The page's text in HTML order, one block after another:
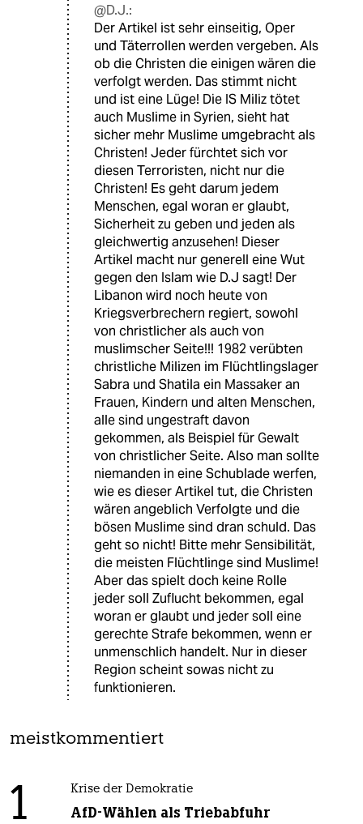
@D.J.:
Der Artikel ist sehr einseitig, Oper
und Täterrollen werden vergeben. Als
ob die Christen die einigen wären die
verfolgt werden. Das stimmt nicht
und ist eine Lüge! Die IS Miliz tötet
auch Muslime in Syrien, sieht hat
sicher mehr Muslime umgebracht als
Christen! Jeder fürchtet sich vor
diesen Terroristen, nicht nur die
Christen! Es geht darum jedem
Menschen, egal woran er glaubt,
Sicherheit zu geben und jeden als
gleichwertig anzusehen! Dieser
Artikel macht nur generell eine Wut
gegen den Islam wie D.J sagt! Der
Libanon wird noch heute von
Kriegsverbrechern regiert, sowohl
von christlicher als auch von
muslimscher Seite!!! 1982 verübten
christliche Milizen im Flüchtlingslager
Sabra und Shatila ein Massaker an
Frauen, Kindern und alten Menschen,
alle sind ungestraft davon
gekommen, als Beispiel für Gewalt
von christlicher Seite. Also man sollte
niemanden in eine Schublade werfen,
wie es dieser Artikel tut, die Christen
wären angeblich Verfolgte und die
bösen Muslime sind dran schuld. Das
geht so nicht! Bitte mehr Sensibilität,
die meisten Flüchtlinge sind Muslime!
Aber das spielt doch keine Rolle
jeder soll Zuflucht bekommen, egal
woran er glaubt und jeder soll eine
gerechte Strafe bekommen, wenn er
unmenschlich handelt. Nur in dieser
Region scheint sowas nicht zu
funktionieren.
meistkommentiert
1 Krise der Demokratie
AfD-Wählen als Triebabfuhr